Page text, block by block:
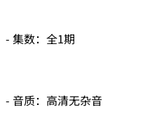
- 集数：全1期
- 音质：高清无杂音